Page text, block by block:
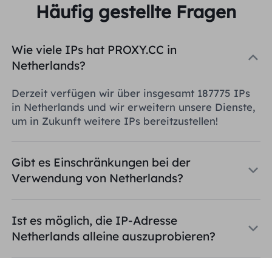
Häufig gestellte Fragen
Wie viele IPs hat PROXY.CC in
Netherlands?
Derzeit verfügen wir über insgesamt 187775 IPs
in Netherlands und wir erweitern unsere Dienste,
um in Zukunft weitere IPs bereitzustellen!
Gibt es Einschränkungen bei der
Verwendung von Netherlands?
Ist es möglich, die IP-Adresse
Netherlands alleine auszuprobieren?